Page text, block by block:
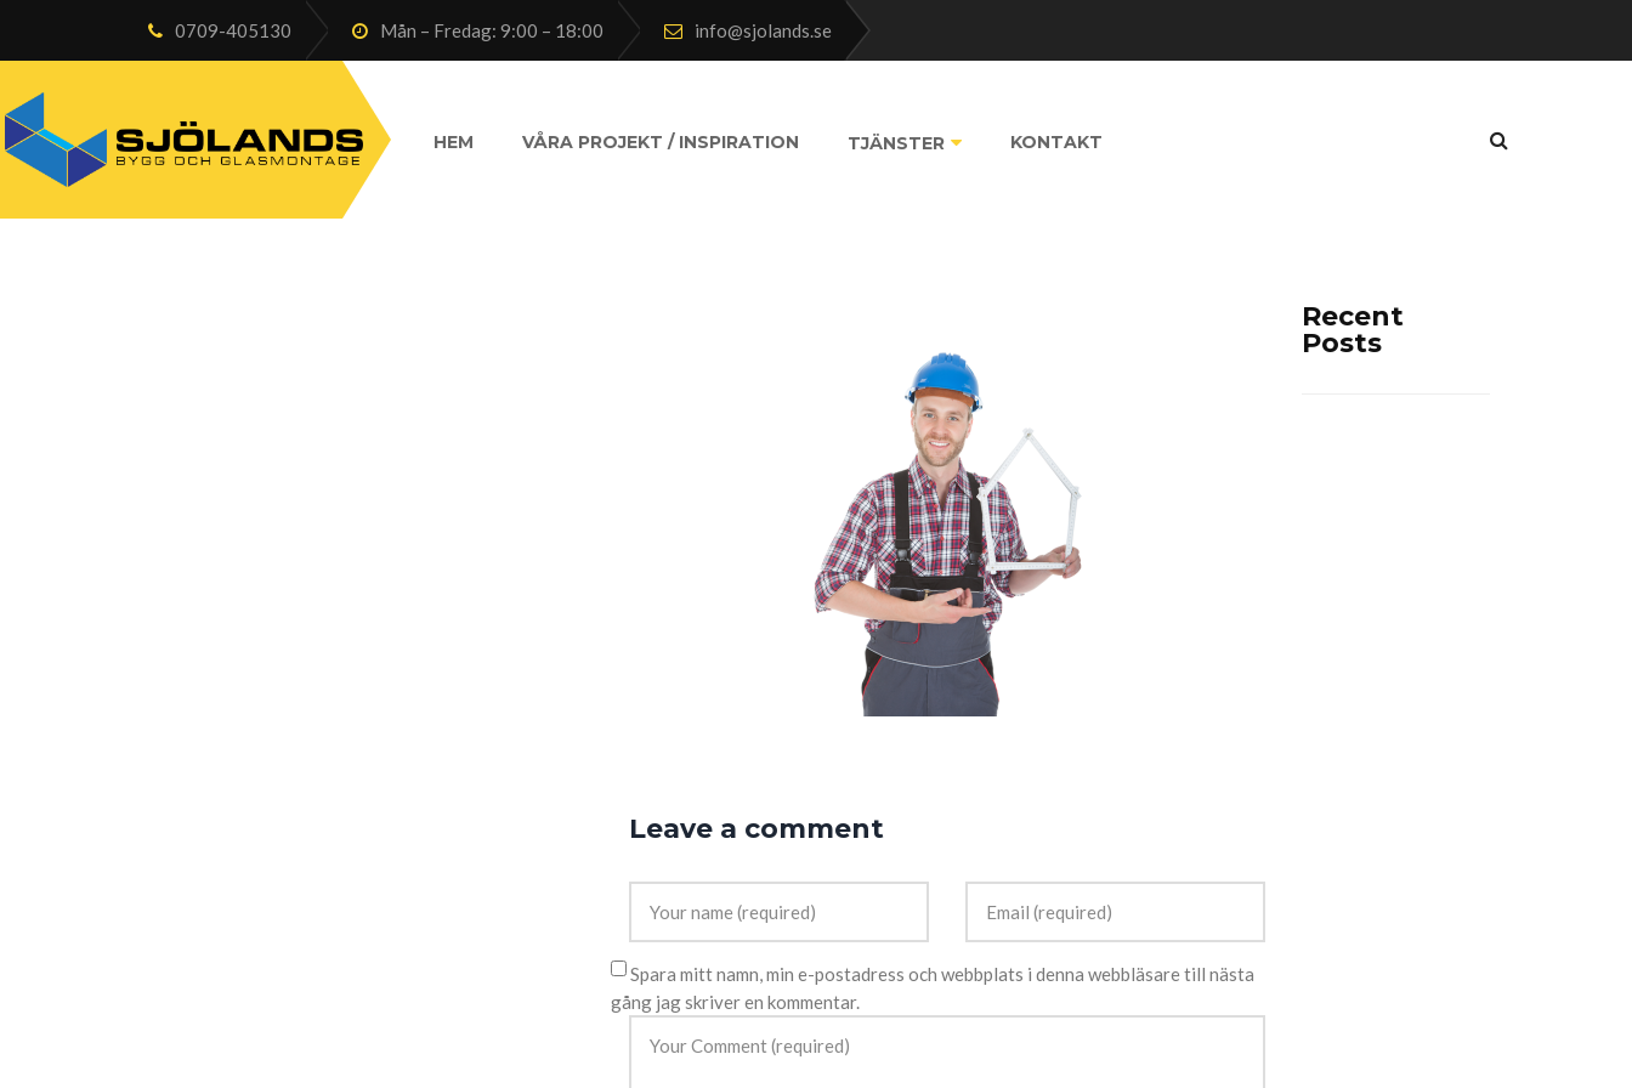
0709-405130 Mån – Fredag: 9:00 – 18:00 info@sjolands.se
HEM VÅRA PROJEKT / INSPIRATION TJÄNSTER KONTAKT
Leave a comment
Spara mitt namn, min e-postadress och webbplats i denna webbläsare till nästa
gång jag skriver en kommentar.
Recent
Posts